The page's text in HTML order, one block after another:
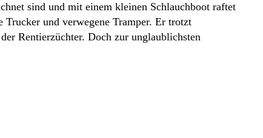
sind und mit einem kleinen Schlauchboot raftet
und verwegene Tramper. Er trotzt
Rentierzüchter. Doch zur unglaublichsten